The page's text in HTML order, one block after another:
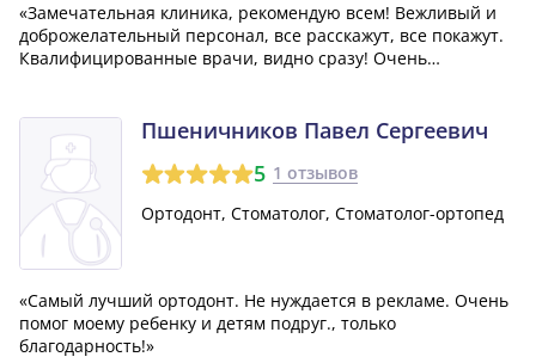
«Замечательная клиника, рекомендую всем! Вежливый и
доброжелательный персонал, все расскажут, все покажут.
Квалифицированные врачи, видно сразу! Очень
Кульбакиной Ольге Петровне, на лечении у которой я...»
Пшеничников Павел Сергеевич
5 1 отзывов
Ортодонт, Стоматолог, Стоматолог-ортопед
«Самый лучший ортодонт. Не нуждается в рекламе. Очень
помог моему ребенку и детям подруг., только
благодарность!»